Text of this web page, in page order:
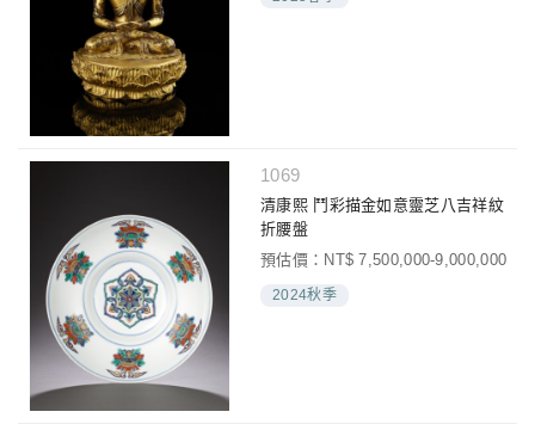
1069
清康熙 鬥彩描金如意靈芝八吉祥紋
折腰盤
預估價：NT$ 7,500,000-9,000,000
2024秋季